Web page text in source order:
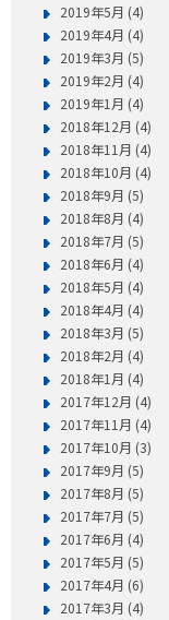
2019年5月 (4)
2019年4月 (4)
2019年3月 (5)
2019年2月 (4)
2019年1月 (4)
2018年12月 (4)
2018年11月 (4)
2018年10月 (4)
2018年9月 (5)
2018年8月 (4)
2018年7月 (5)
2018年6月 (4)
2018年5月 (4)
2018年4月 (4)
2018年3月 (5)
2018年2月 (4)
2018年1月 (4)
2017年12月 (4)
2017年11月 (4)
2017年10月 (3)
2017年9月 (5)
2017年8月 (5)
2017年7月 (5)
2017年6月 (4)
2017年5月 (5)
2017年4月 (6)
2017年3月 (4)